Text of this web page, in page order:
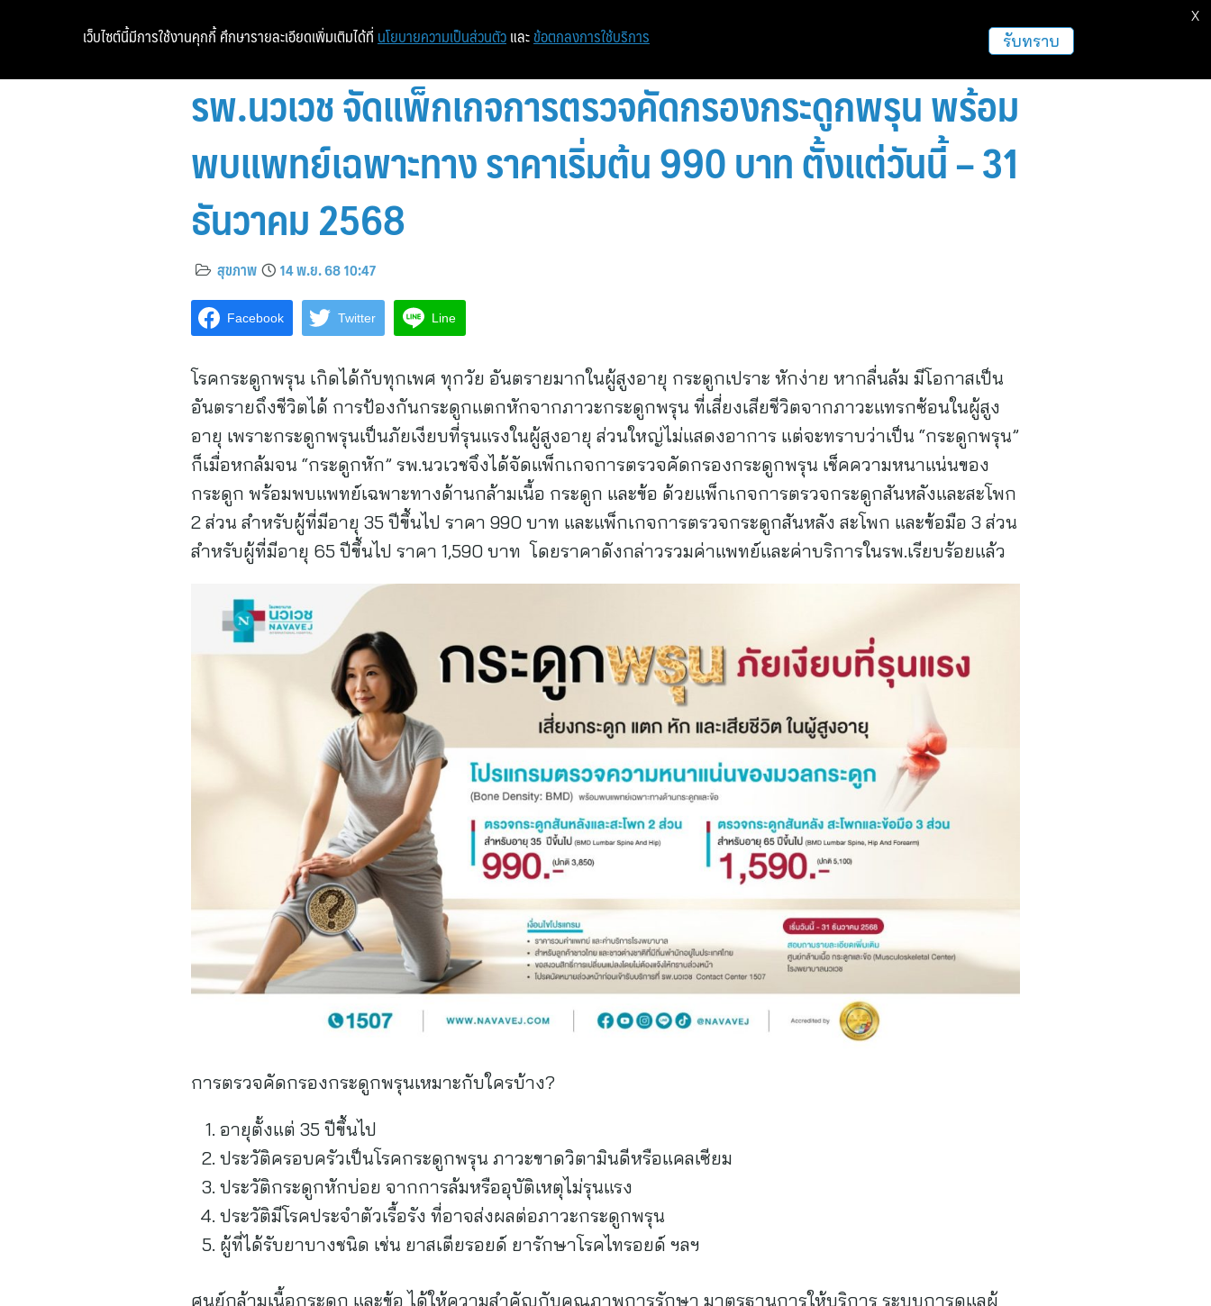
รพ.นวเวช จัดแพ็กเกจการตรวจคัดกรองกระดูกพรุน พร้อม
พบแพทย์เฉพาะทาง ราคาเริ่มต้น 990 บาท ตั้งแต่วันนี้ – 31
ธันวาคม 2568
สุขภาพ 14 พ.ย. 68 10:47
Facebook Twitter Line
โรคกระดูกพรุน เกิดได้กับทุกเพศ ทุกวัย อันตรายมากในผู้สูงอายุ กระดูกเปราะ หักง่าย หากลื่นล้ม มีโอกาสเป็น
อันตรายถึงชีวิตได้ การป้องกันกระดูกแตกหักจากภาวะกระดูกพรุน ที่เสี่ยงเสียชีวิตจากภาวะแทรกซ้อนในผู้สูง
อายุ เพราะกระดูกพรุนเป็นภัยเงียบที่รุนแรงในผู้สูงอายุ ส่วนใหญ่ไม่แสดงอาการ แต่จะทราบว่าเป็น “กระดูกพรุน”
ก็เมื่อหกล้มจน “กระดูกหัก” รพ.นวเวชจึงได้จัดแพ็กเกจการตรวจคัดกรองกระดูกพรุน เช็คความหนาแน่นของ
กระดูก พร้อมพบแพทย์เฉพาะทางด้านกล้ามเนื้อ กระดูก และข้อ ด้วยแพ็กเกจการตรวจกระดูกสันหลังและสะโพก
2 ส่วน สำหรับผู้ที่มีอายุ 35 ปีขึ้นไป ราคา 990 บาท และแพ็กเกจการตรวจกระดูกสันหลัง สะโพก และข้อมือ 3 ส่วน
สำหรับผู้ที่มีอายุ 65 ปีขึ้นไป ราคา 1,590 บาท โดยราคาดังกล่าวรวมค่าแพทย์และค่าบริการในรพ.เรียบร้อยแล้ว
การตรวจคัดกรองกระดูกพรุนเหมาะกับใครบ้าง?
อายุตั้งแต่ 35 ปีขึ้นไป
ประวัติครอบครัวเป็นโรคกระดูกพรุน ภาวะขาดวิตามินดีหรือแคลเซียม
ประวัติกระดูกหักบ่อย จากการล้มหรืออุบัติเหตุไม่รุนแรง
ประวัติมีโรคประจำตัวเรื้อรัง ที่อาจส่งผลต่อภาวะกระดูกพรุน
ผู้ที่ได้รับยาบางชนิด เช่น ยาสเตียรอยด์ ยารักษาโรคไทรอยด์ ฯลฯ
ศูนย์กล้ามเนื้อกระดูก และข้อ ได้ให้ความสำคัญกับคุณภาพการรักษา มาตรฐานการให้บริการ ระบบการดูแลผู้
เว็บไซต์นี้มีการใช้งานคุกกี้ ศึกษารายละเอียดเพิ่มเติมได้ที่ นโยบายความเป็นส่วนตัว และ ข้อตกลงการใช้บริการ รับทราบ
X